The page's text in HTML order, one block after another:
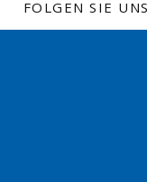
FOLGEN SIE